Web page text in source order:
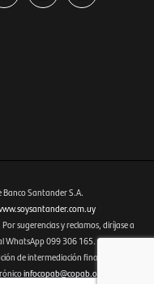
Santander S.A.
sugerencias y reclamos, diríjase a
WhatsApp 099 306 165.
de intermediación financiera, en el
infocopab@copab.org.uy